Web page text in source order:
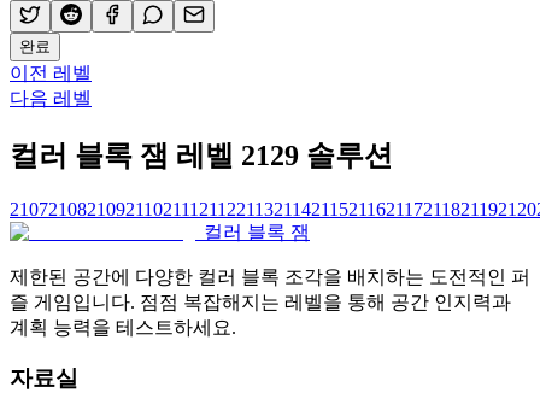
완료
이전 레벨
다음 레벨
컬러 블록 잼 레벨 2129 솔루션
21072108210921102111 211221132114211521162117211821192120
컬러 블록 잼
제한된 공간에 다양한 컬러 블록 조각을 배치하는 도전적인 퍼
즐 게임입니다. 점점 복잡해지는 레벨을 통해 공간 인지력과
계획 능력을 테스트하세요.
자료실